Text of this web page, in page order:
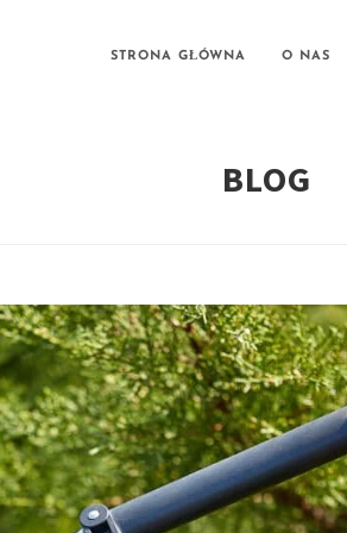
STRONA GŁÓWNA O NAS
BLOG